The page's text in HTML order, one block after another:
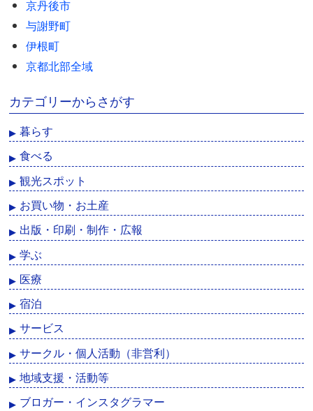
京丹後市
与謝野町
伊根町
京都北部全域
カテゴリーからさがす
暮らす
食べる
観光スポット
お買い物・お土産
出版・印刷・制作・広報
学ぶ
医療
宿泊
サービス
サークル・個人活動（非営利）
地域支援・活動等
ブロガー・インスタグラマー